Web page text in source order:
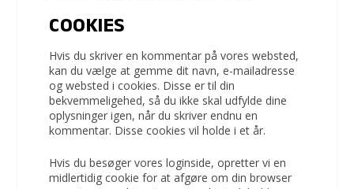
COOKIES
Hvis du skriver en kommentar på vores websted,
kan du vælge at gemme dit navn, e-mailadresse
og websted i cookies. Disse er til din
bekvemmeligehed, så du ikke skal udfylde dine
oplysninger igen, når du skriver endnu en
kommentar. Disse cookies vil holde i et år.
Hvis du besøger vores loginside, opretter vi en
midlertidig cookie for at afgøre om din browser